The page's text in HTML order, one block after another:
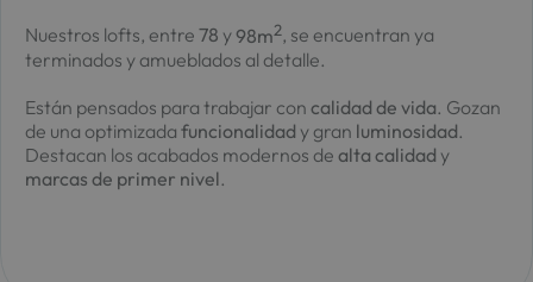
Nuestros lofts, entre 78 y98m2, se encuentran ya
terminados y amueblados al detalle.
Están pensados para trabajar con calidad de vida. Gozan
de una optimizada funcionalidad y gran luminosidad.
Destacan los acabados modernos de alta calidad y
marcas de primer nivel.